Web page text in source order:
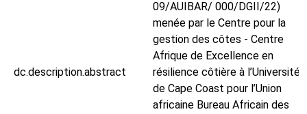
dc.description.abstract
09/AUIBAR/ 000/DGII/22)
menée par le Centre pour la
gestion des côtes - Centre
Afrique de Excellence en
résilience côtière à l’Université
de Cape Coast pour l’Union
africaine Bureau Africain des